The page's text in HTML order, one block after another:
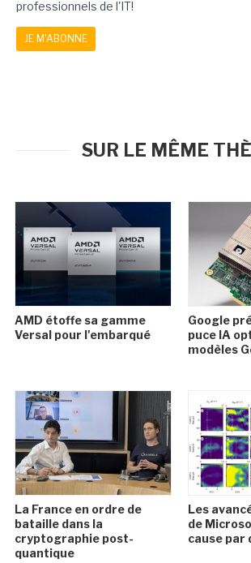
professionnels de l'IT!
JE M'ABONNE
SUR LE MÊME
AMD étoffe sa gamme
Versal pour l'embarqué
Google
puce IA
modèles
La France en ordre de
bataille dans la
cryptographie post-
quantique
Les
de
cause par